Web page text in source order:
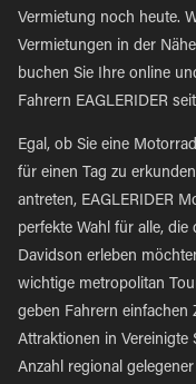
Vermietung noch heute.
Vermietungen in der
buchen Sie Ihre online
Fahrern EAGLERIDER
Egal, ob Sie eine
für einen Tag zu
antreten, EAGLERIDER
perfekte Wahl für alle,
Davidson erleben
wichtige metropolitan
geben Fahrern einfachen
Attraktionen in Vereinigte
Anzahl regional